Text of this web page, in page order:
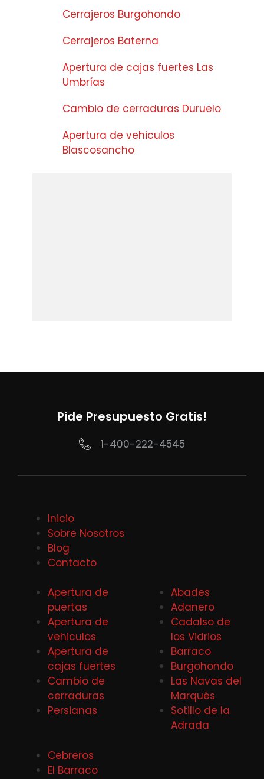
Cerrajeros Burgohondo
Cerrajeros Baterna
Apertura de cajas fuertes Las
Umbrías
Cambio de cerraduras Duruelo
Apertura de vehiculos
Blascosancho
Pide Presupuesto Gratis!
1-400-222-4545
Inicio
Sobre Nosotros
Blog
Contacto
Apertura de
puertas
Apertura de
vehiculos
Apertura de
cajas fuertes
Cambio de
cerraduras
Persianas
Abades
Adanero
Cadalso de
los Vidrios
Barraco
Burgohondo
Las Navas del
Marqués
Sotillo de la
Adrada
Cebreros
El Barraco